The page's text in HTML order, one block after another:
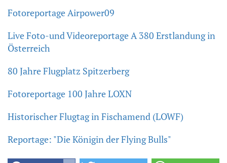
Fotoreportage Airpower09
Live Foto-und Videoreportage A 380 Erstlandung in
Österreich
80 Jahre Flugplatz Spitzerberg
Fotoreportage 100 Jahre LOXN
Historischer Flugtag in Fischamend (LOWF)
Reportage: "Die Königin der Flying Bulls"